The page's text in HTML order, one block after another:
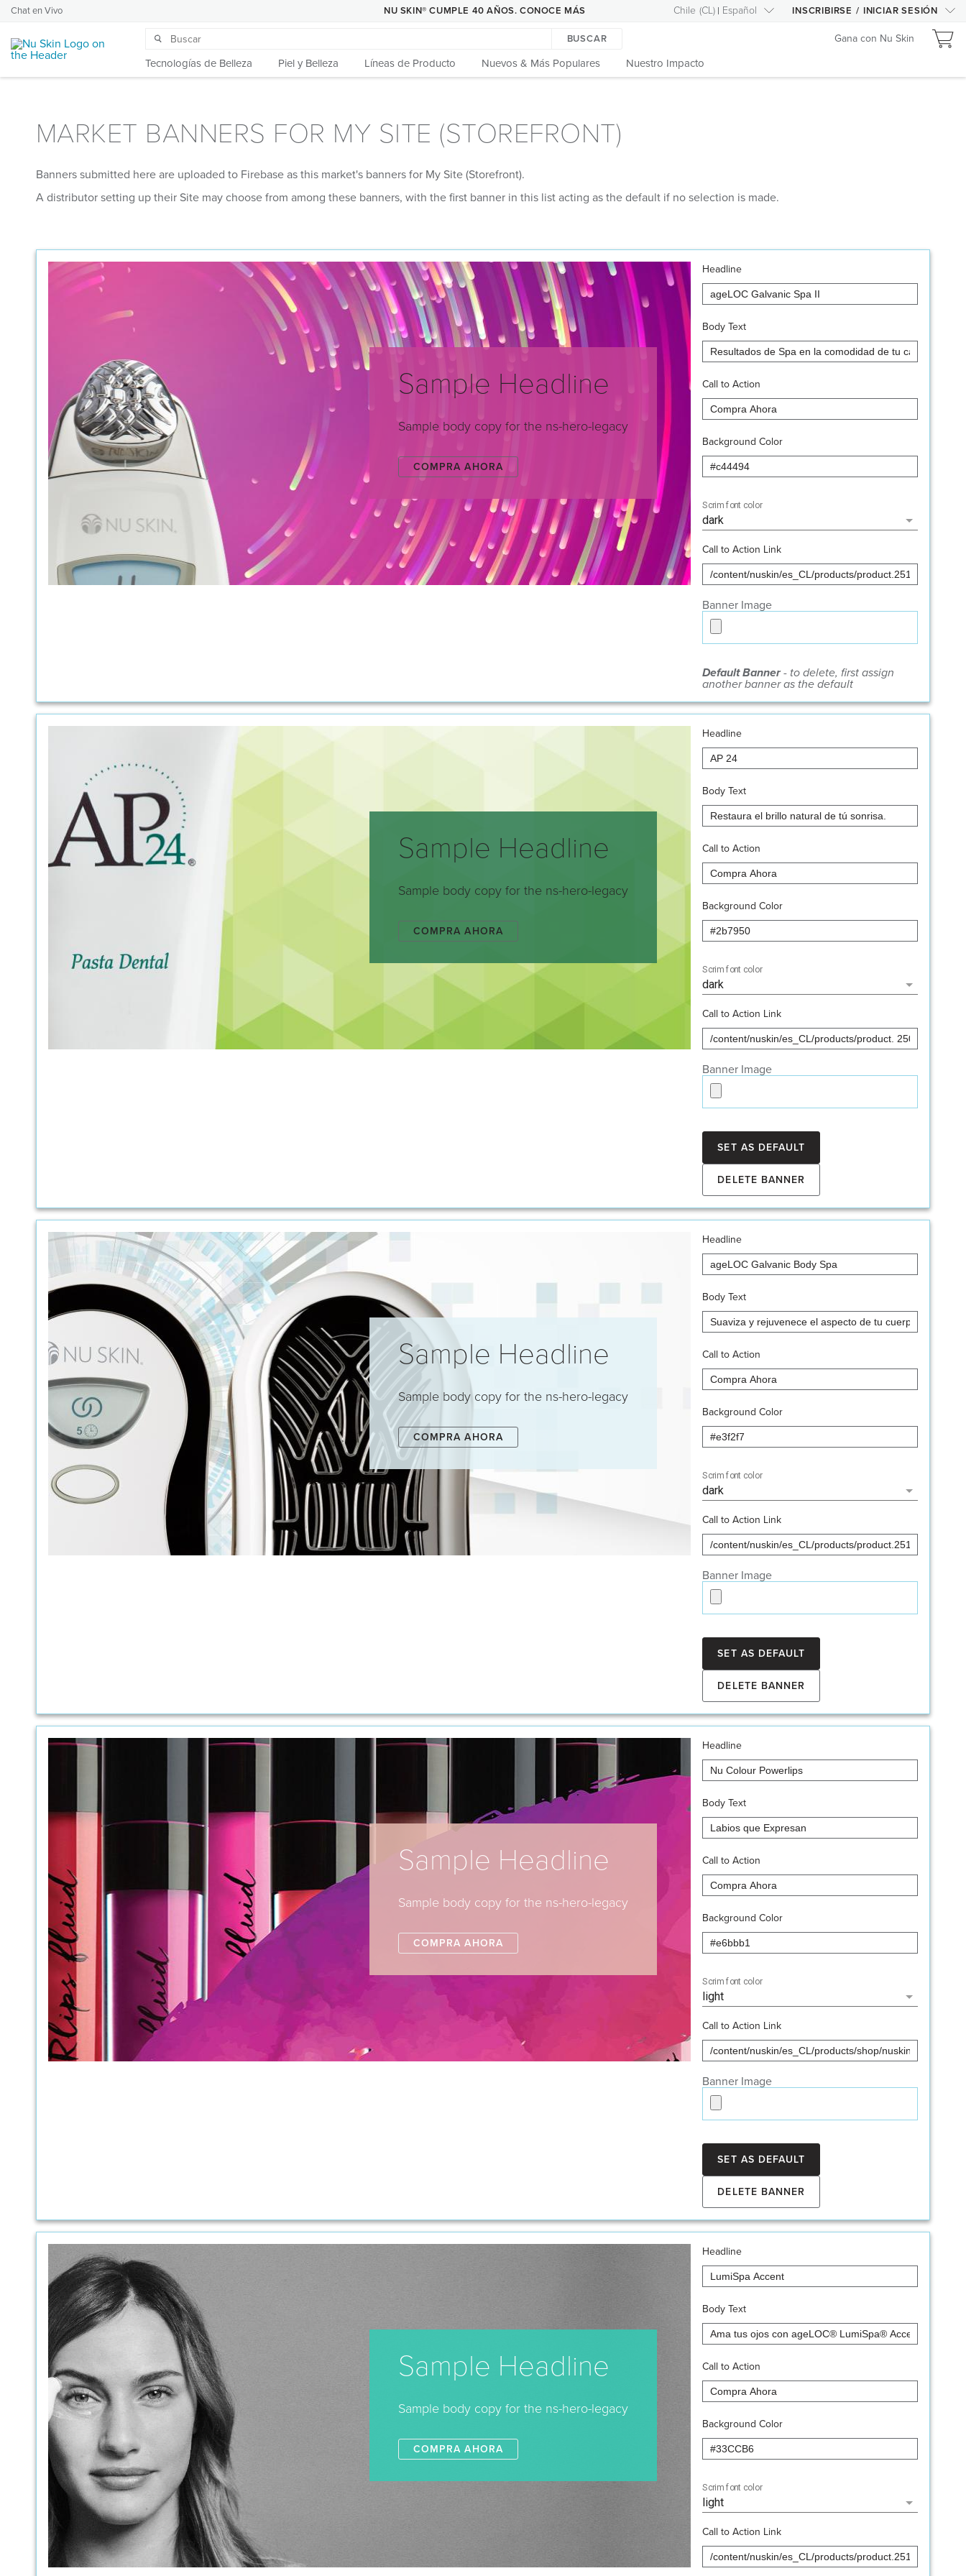
Chat en Vivo NU SKIN® CUMPLE 40 AÑOS. CONOCE MÁS Chile (CL) Español INSCRIBIRSE / INICIAR SESIÓN
BUSCAR
Tecnologías de Belleza Piel y Belleza Líneas de Producto Nuevos & Más Populares Nuestro Impacto
Gana con Nu Skin